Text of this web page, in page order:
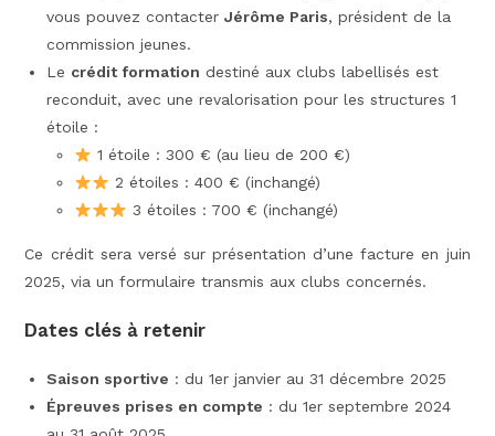
vous pouvez contacterJérôme Paris, président de la
commission jeunes.
Le crédit formation destiné aux clubs labellisés est
reconduit, avec une revalorisation pour les structures 1
étoile :
1 étoile : 300 € (au lieu de 200 €)
2 étoiles : 400 € (inchangé)
3 étoiles : 700 € (inchangé)
Ce crédit sera versé sur présentation d’une facture en juin
2025, via un formulaire transmis aux clubs concernés.
Dates clés à retenir
Saison sportive : du 1er janvier au 31 décembre 2025
Épreuves prises en compte : du 1er septembre 2024